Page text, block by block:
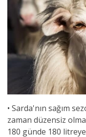
• Sarda'nın sağım
zaman düzensiz
180 günde 180